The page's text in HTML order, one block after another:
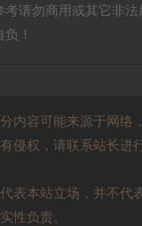
考请勿商用或其它非
！
内容可能来源于网络
侵权，请联系站长进
表本站立场，并不代
性负责。